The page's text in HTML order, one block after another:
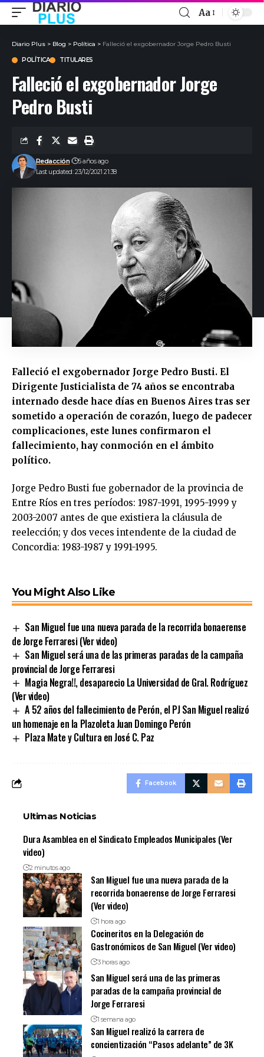
Aa
Diario Plus > Blog > Política > Falleció el exgobernador Jorge Pedro Busti
POLÍTICA TITULARES
Falleció el exgobernador Jorge
Pedro Busti
Last updated: 23/12/2021 21:38
Redacción 5 años ago
Falleció el exgobernador Jorge Pedro Busti. El
Dirigente Justicialista de 74 años se encontraba
internado desde hace días en Buenos Aires tras ser
sometido a operación de corazón, luego de padecer
complicaciones, este lunes confirmaron el
fallecimiento, hay conmoción en el ámbito
político.
Jorge Pedro Busti fue gobernador de la provincia de
Entre Ríos en tres períodos: 1987-1991, 1995-1999 y
2003-2007 antes de que existiera la cláusula de
reelección; y dos veces intendente de la ciudad de
Concordia: 1983-1987 y 1991-1995.
You Might Also Like
San Miguel fue una nueva parada de la recorrida bonaerense
de Jorge Ferraresi (Ver video)
San Miguel será una de las primeras paradas de la campaña
provincial de Jorge Ferraresi
Magia Negra!!, desaparecio La Universidad de Gral. Rodríguez
(Ver video)
A 52 años del fallecimiento de Perón, el PJ San Miguel realizó
un homenaje en la Plazoleta Juan Domingo Perón
Plaza Mate y Cultura en José C. Paz
Facebook
Ultimas Noticias
Dura Asamblea en el Sindicato Empleados Municipales (Ver
video)
2 minutos ago
San Miguel fue una nueva parada de la
recorrida bonaerense de Jorge Ferraresi
(Ver video)
1 hora ago
Cocineritos en la Delegación de
Gastronómicos de San Miguel (Ver video)
3 horas ago
San Miguel será una de las primeras
paradas de la campaña provincial de
Jorge Ferraresi
1 semana ago
San Miguel realizó la carrera de
concientización “Pasos adelante” de 3K